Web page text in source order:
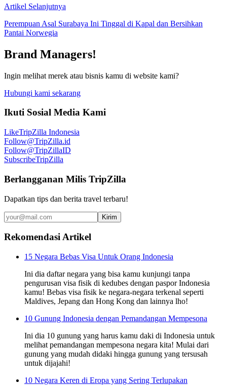
Artikel Selanjutnya
Perempuan Asal Surabaya Ini Tinggal di Kapal dan Bersihkan
Pantai Norwegia
Brand Managers!
Ingin melihat merek atau bisnis kamu di website kami?
Hubungi kami sekarang
Ikuti Sosial Media Kami
LikeTripZilla Indonesia
Follow@TripZilla.id
Follow@TripZillaID
SubscribeTripZilla
Berlangganan Milis TripZilla
Dapatkan tips dan berita travel terbaru!
Kirim
Rekomendasi Artikel
15 Negara Bebas Visa Untuk Orang Indonesia
Ini dia daftar negara yang bisa kamu kunjungi tanpa
pengurusan visa fisik di kedubes dengan paspor Indonesia
kamu! Bebas visa fisik ke negara-negara terkenal seperti
Maldives, Jepang dan Hong Kong dan lainnya lho!
10 Gunung Indonesia dengan Pemandangan Mempesona
Ini dia 10 gunung yang harus kamu daki di Indonesia untuk
melihat pemandangan mempesona negara kita! Mulai dari
gunung yang mudah didaki hingga gunung yang tersusah
untuk dijajahi!
10 Negara Keren di Eropa yang Sering Terlupakan